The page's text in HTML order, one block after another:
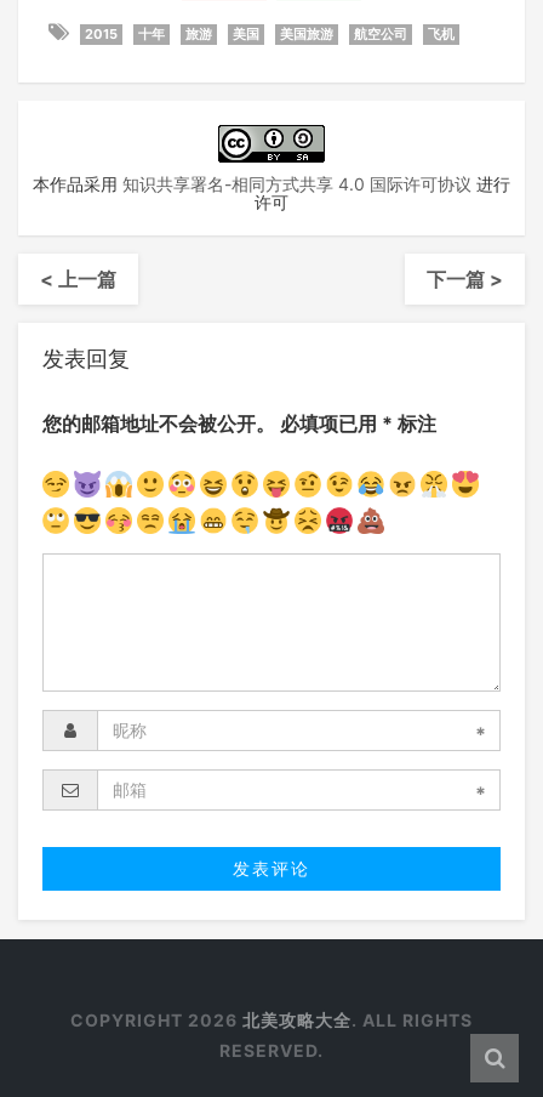
2015 十年 旅游 美国 美国旅游 航空公司 飞机
本作品采用 知识共享署名-相同方式共享 4.0 国际许可协议 进行
许可
< 上一篇 下一篇 >
发表回复
您的邮箱地址不会被公开。 必填项已用 * 标注
*
*
COPYRIGHT 2026 北美攻略大全. ALL RIGHTS
RESERVED.